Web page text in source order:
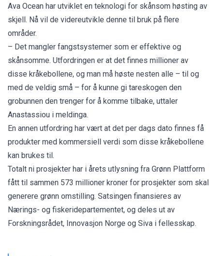
Ava Ocean har utviklet en teknologi for skånsom høsting av
skjell. Nå vil de videreutvikle denne til bruk på flere
områder.
– Det mangler fangstsystemer som er effektive og
skånsomme. Utfordringen er at det finnes millioner av
disse kråkebollene, og man må høste nesten alle – til og
med de veldig små – for å kunne gi tareskogen den
grobunnen den trenger for å komme tilbake, uttaler
Anastassiou i meldinga.
En annen utfordring har vært at det per dags dato finnes få
produkter med kommersiell verdi som disse kråkebollene
kan brukes til.
Totalt ni prosjekter har i årets utlysning fra Grønn Plattform
fått til sammen 573 millioner kroner for prosjekter som skal
generere grønn omstilling. Satsingen finansieres av
Nærings- og fiskeridepartementet, og deles ut av
Forskningsrådet, Innovasjon Norge og Siva i fellesskap.